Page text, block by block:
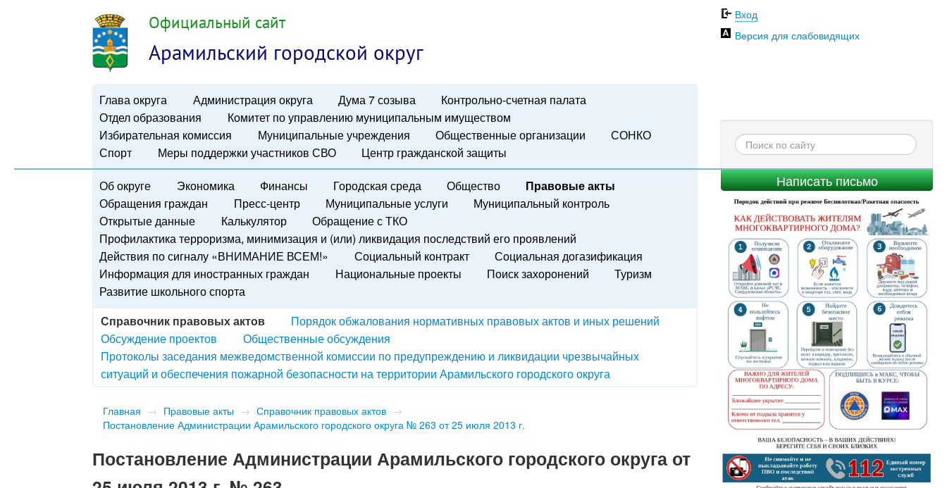
Официальный сайт
Арамильский городской округ
Глава округа Администрация округа Дума 7 созыва
Контрольно-счетная палата
Отдел образования
Комитет по управлению муниципальным имуществом
Избирательная комиссия
Муниципальные учреждения Общественные организации
СОНКО
Спорт
Меры поддержки участников СВО Центр гражданской защиты
Вход
Версия для слабовидящих
Написать письмо
Об округе Экономика Финансы Городская среда Общество
Правовые акты
Обращения граждан
Пресс-центр Муниципальные услуги
Муниципальный контроль
Открытые данные
Калькулятор
Обращение с ТКО
Профилактика терроризма, минимизация и (или) ликвидация последствий его проявлений
Действия по сигналу «ВНИМАНИЕ ВСЕМ!»
Социальный контракт
Социальная догазификация
Информация для иностранных граждан
Национальные проекты Поиск захоронений
Туризм
Развитие школьного спорта
Справочник правовых актов
Порядок обжалования нормативных правовых актов и иных решений
Обсуждение проектов
Общественные обсуждения
Протоколы заседания межведомственной комиссии по предупреждению и ликвидации чрезвычайных
ситуаций и обеспечения пожарной безопасности на территории Арамильского городского округа
Главная → Правовые акты → Справочник правовых актов →
Постановление Администрации Арамильского городского округа № 263 от 25 июля 2013 г.
Постановление Администрации Арамильского городского округа от